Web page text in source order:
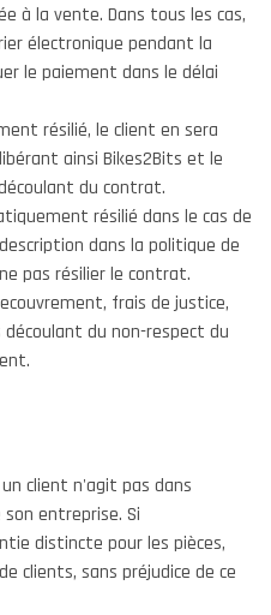
à la vente. Dans tous les cas,
électronique pendant la
le paiement dans le délai
résilié, le client en sera
ainsi Bikes2Bits et le
du contrat.
résilié dans le cas de
dans la politique de
pas résilier le contrat.
frais de justice,
du non-respect du
client n'agit pas dans
entreprise. Si
distincte pour les pièces,
clients, sans préjudice de ce